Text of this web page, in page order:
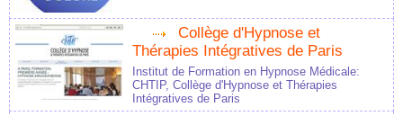
Collège d'Hypnose et
Thérapies Intégratives de Paris
Institut de Formation en Hypnose Médicale:
CHTIP, Collège d'Hypnose et Thérapies
Intégratives de Paris